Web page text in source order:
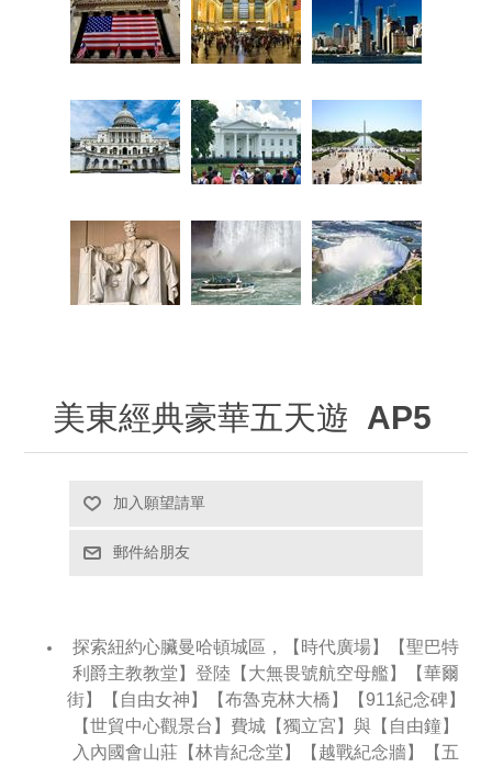
美東經典豪華五天遊 AP5
探索紐約心臟曼哈頓城區，【時代廣場】【聖巴特
利爵主教教堂】登陸【大無畏號航空母艦】【華爾
街】【自由女神】【布魯克林大橋】【911紀念碑】
【世貿中心觀景台】費城【獨立宮】與【自由鐘】
入內國會山莊【林肯紀念堂】【越戰紀念牆】【五